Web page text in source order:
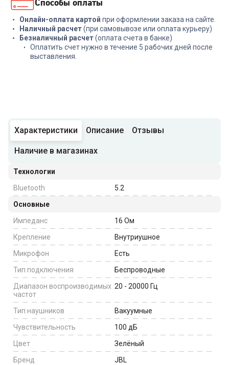
Онлайн-оплата картой при оформлении заказа на сайте.
Наличный расчет(при самовывозе или оплата курьеру)
Безналичный расчет(оплата счета в банке)
Оплатить счет нужно в течение 5 рабочих дней после
выставления.
Характеристики Описание Отзывы
Наличие в магазинах
Технологии
Bluetooth
5.2
Основные
Импеданс
16 Ом
Крепление
Внутриушное
Микрофон
Есть
Тип подключения
Беспроводные
Диапазон воспроизводимых
частот
20 - 20000 Гц
Тип наушников
Вакуумные
Чувствительность
100 дБ
Цвет
Зелёный
Бренд
JBL